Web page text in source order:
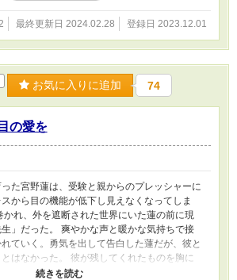
最終更新日 2024.02.28 登録日 2023.12.01
お気に入りに追加 74
の愛を
た宮野蓮は、受験と親からのプレッシャーに
から目の機能が低下し見えなくなってしま
かれ、外を遮断された世界にいた蓮の前に現
」だった。 爽やかな声と暖かな気持ちで接
ていく。勇気を出して告白した蓮だが、彼と
はなかった。 彼が残してくれたものを胸に
なった。偶然にも駅前でかずとらしき声を聞